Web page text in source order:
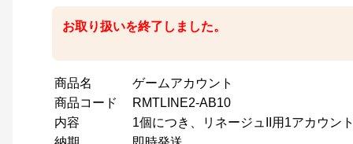
お取り扱いを終了しました。
商品名
ゲームアカウント
商品コード
RMTLINE2-AB10
内容
1個につき、リネージュII用1アカウン